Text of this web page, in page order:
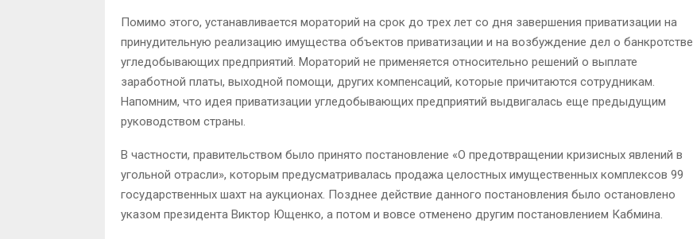
Помимо этого, устанавливается мораторий на срок до трех лет со дня завершения приватизации на
принудительную реализацию имущества объектов приватизации и на возбуждение дел о банкротстве
угледобывающих предприятий. Мораторий не применяется относительно решений о выплате
заработной платы, выходной помощи, других компенсаций, которые причитаются сотрудникам.
Напомним, что идея приватизации угледобывающих предприятий выдвигалась еще предыдущим
руководством страны.
В частности, правительством было принято постановление «О предотвращении кризисных явлений в
угольной отрасли», которым предусматривалась продажа целостных имущественных комплексов 99
государственных шахт на аукционах. Позднее действие данного постановления было остановлено
указом президента Виктор Ющенко, а потом и вовсе отменено другим постановлением Кабмина.